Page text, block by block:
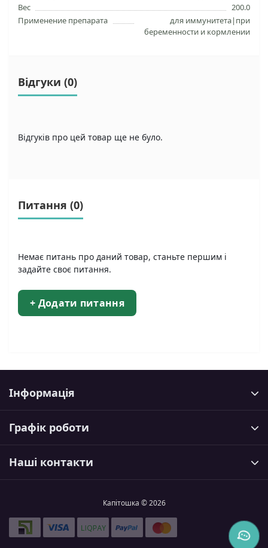
Вес
200.0
Применение препарата
для иммунитета|при
беременности и кормлении
Відгуки (0)
Відгуків про цей товар ще не було.
Питання (0)
Немає питань про даний товар, станьте першим і
задайте своє питання.
+ Додати питання
Інформація
Графік роботи
Наші контакти
Капітошка © 2026